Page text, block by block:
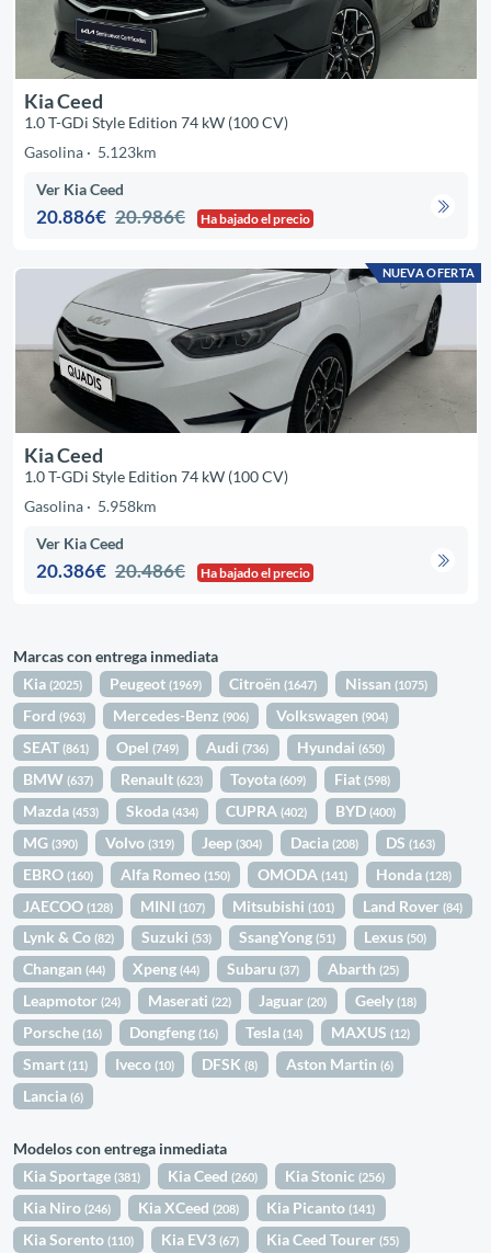
Kia Ceed
1.0 T-GDi Style Edition 74 kW (100 CV)
Gasolina
5.123km
Ver Kia Ceed
20.886€ 20.986€ Ha bajado el precio
NUEVA OFERTA
Kia Ceed
1.0 T-GDi Style Edition 74 kW (100 CV)
Gasolina
5.958km
Ver Kia Ceed
20.386€ 20.486€ Ha bajado el precio
Marcas con entrega inmediata
Kia(2025) Peugeot(1969) Citroën(1647) Nissan (1075)
Ford(963) Mercedes-Benz(906) Volkswagen(904)
SEAT(861) Opel(749) Audi(736) Hyundai (650)
BMW(637) Renault(623) Toyota(609) Fiat (598)
Mazda(453) Skoda(434) CUPRA(402) BYD (400)
MG(390) Volvo(319) Jeep(304) Dacia (208) DS (163)
EBRO(160) Alfa Romeo(150) OMODA(141) Honda (128)
JAECOO(128) MINI(107) Mitsubishi(101) Land Rover (84)
Lynk & Co(82) Suzuki(53) SsangYong(51) Lexus (50)
Changan(44) Xpeng(44) Subaru(37) Abarth (25)
Leapmotor(24) Maserati(22) Jaguar(20) Geely (18)
Porsche(16) Dongfeng(16) Tesla(14) MAXUS (12)
Smart(11) Iveco(10) DFSK(8) Aston Martin (6)
Lancia(6)
Modelos con entrega inmediata
Kia Sportage(381) Kia Ceed(260) Kia Stonic(256)
Kia Niro(246) Kia XCeed(208) Kia Picanto(141)
Kia Sorento(110) Kia EV3(67) Kia Ceed Tourer(55)